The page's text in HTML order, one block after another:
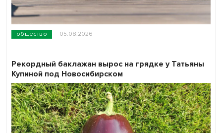
общество 05.08.2026
Рекордный баклажан вырос на грядке у Татьяны
Купиной под Новосибирском